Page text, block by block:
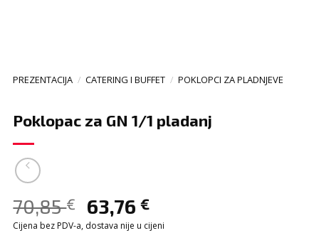
PREZENTACIJA / CATERING I BUFFET / POKLOPCI ZA PLADNJEVE
Poklopac za GN 1/1 pladanj
70,85€ 63,76 €
Cijena bez PDV-a, dostava nije u cijeni